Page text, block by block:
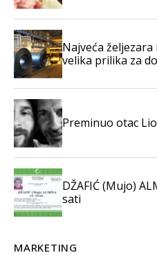
Najveća
velika prilika za
Preminuo otac
DŽAFIĆ (Mujo)
sati
MARKETING